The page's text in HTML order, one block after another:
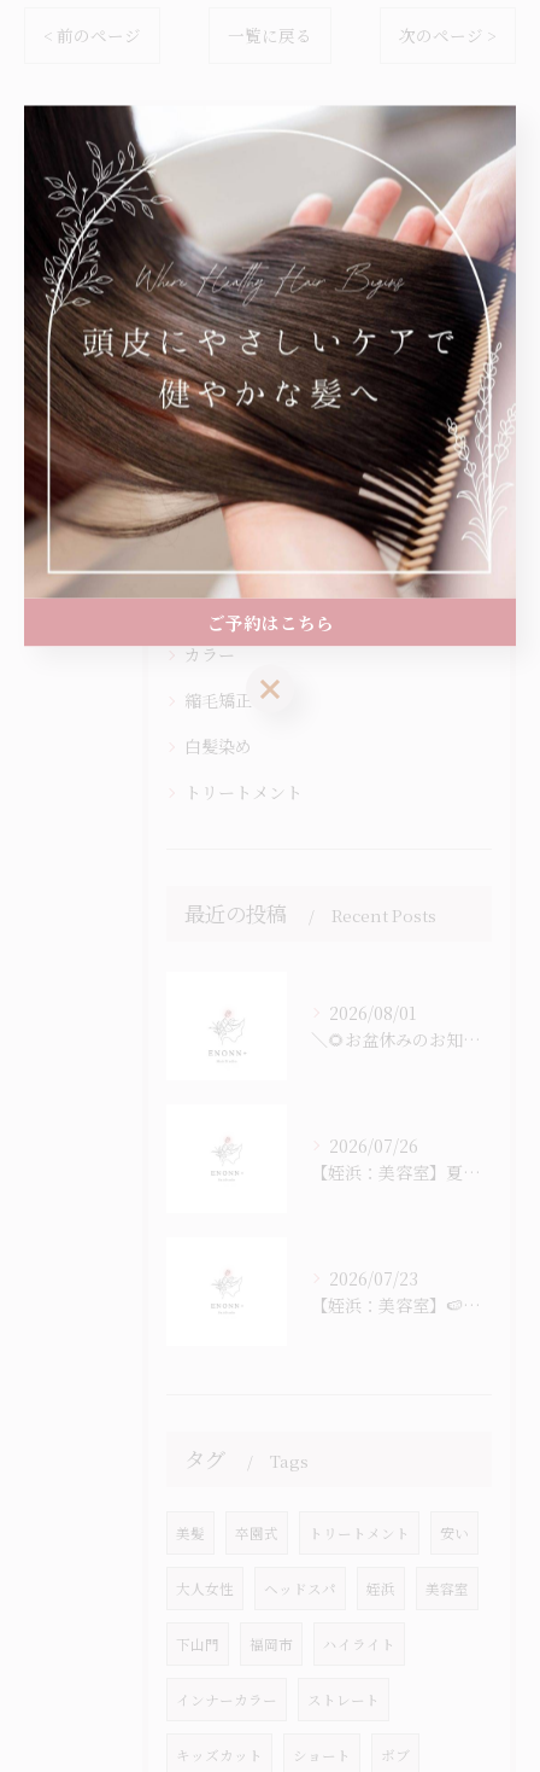
< 前のページ 一覧に戻る 次のページ >
関連タグ
#大人女性 #姪浜 #美容室 #下山門
#ショート #ヘッドスパ #ストレート
#安い
カテゴリー Categories
全てのカテゴリー
カラー
縮毛矯正
白髪染め
トリートメント
最近の投稿 Recent Posts
2026/08/01
＼🌻お盆休みのお知らせ🎐／
2026/07/26
【姪浜：美容室】夏のヘッドスパ始まっています
2026/07/23
【姪浜：美容室】🍉なつ！ナツ！夏！！！🎐
タグ Tags
美髪 卒園式 トリートメント 安い
大人女性 ヘッドスパ 姪浜 美容室
下山門 福岡市 ハイライト
インナーカラー ストレート
キッズカット ショート ボブ
ご予約はこちら
ご予約はこちら